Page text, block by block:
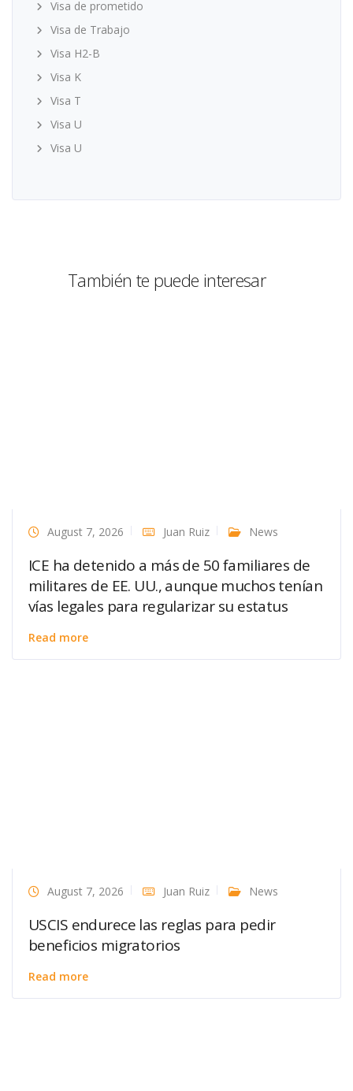
Visa de prometido
Visa de Trabajo
Visa H2-B
Visa K
Visa T
Visa U
Visa U
También te puede interesar
August 7, 2026 Juan Ruiz News
ICE ha detenido a más de 50 familiares de
militares de EE. UU., aunque muchos tenían
vías legales para regularizar su estatus
Read more
August 7, 2026 Juan Ruiz News
USCIS endurece las reglas para pedir
beneficios migratorios
Read more